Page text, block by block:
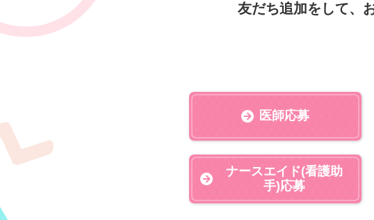
友だち追加をして、
医師応募
ナースエイド(看護助
手)応募